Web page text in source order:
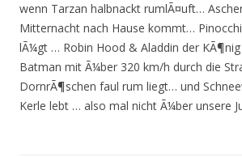
wenn Tarzan halbnackt rumlÃ¤uft…
Mitternacht nach Hause kommt…
lÃ¼gt … Robin Hood & Aladdin der
Batman mit Ã¼ber 320 km/h durch die
DornrÃ¶schen faul rum liegt… und
Kerle lebt … also mal nicht Ã¼ber unsere